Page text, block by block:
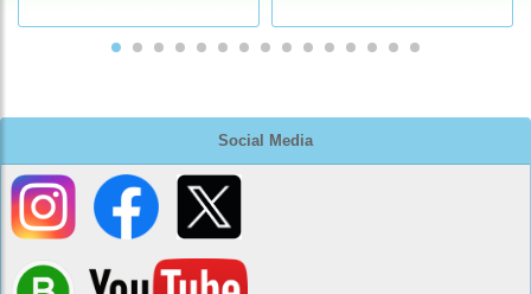
Social Media